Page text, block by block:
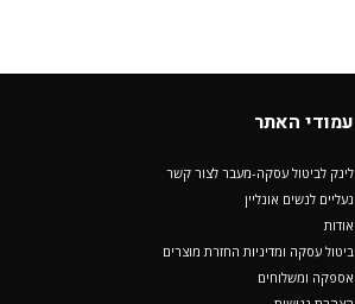
עמודי האתר
לינק לביטול עסקה-מעבר לצור קשר
נעליים לנשים אונליין
אודות
ביטול עסקה ומדיניות החזרת מוצרים
אספקה ומשלוחים